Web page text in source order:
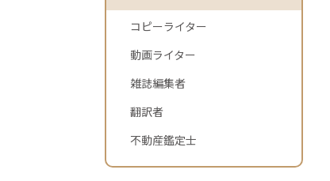
コピーライター
動画ライター
雑誌編集者
翻訳者
不動産鑑定士